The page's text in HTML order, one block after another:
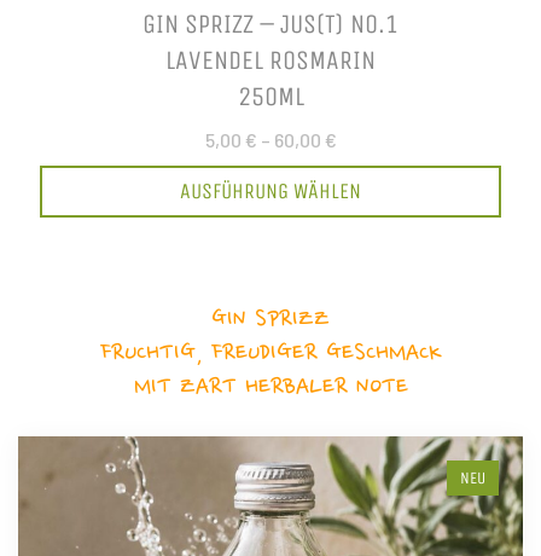
GIN SPRIZZ – JUS(T) NO.1
LAVENDEL ROSMARIN
250ML
5,00 € – 60,00 €
AUSFÜHRUNG WÄHLEN
GIN SPRIZZ
FRUCHTIG, FREUDIGER GESCHMACK
MIT ZART HERBALER NOTE
NEU